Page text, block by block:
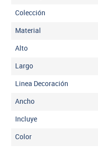
Colección
Material
Alto
Largo
Linea Decoración
Ancho
Incluye
Color